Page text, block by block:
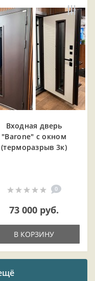
Входная дверь
"Barone" с окном
(терморазрыв 3к)
0
73 000 руб.
В КОРЗИНУ